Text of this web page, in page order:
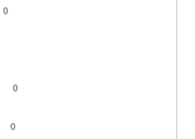
0
0
0